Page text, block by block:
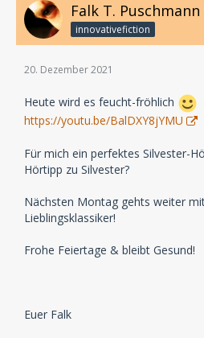
Falk T. Puschmann
innovativefiction
20. Dezember 2021
Heute wird es feucht-fröhlich
https://youtu.be/BalDXY8jYMU
Für mich ein perfektes Silvester-
Hörtipp zu Silvester?
Nächsten Montag gehts weiter
Lieblingsklassiker!
Frohe Feiertage & bleibt Gesund!
Euer Falk